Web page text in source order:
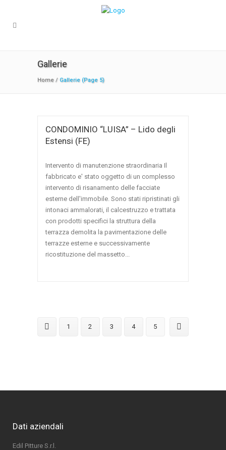
Gallerie
Home / Gallerie (Page 5)
CONDOMINIO “LUISA” – Lido degli
Estensi (FE)
Intervento di manutenzione straordinaria Il
fabbricato e' stato oggetto di un complesso
intervento di risanamento delle facciate
esterne dell'immobile. Sono stati ripristinati gli
intonaci ammalorati, il calcestruzzo e trattata
con prodotti specifici la struttura della
terrazza demolita la pavimentazione delle
terrazze esterne e successivamente
ricostituzione del massetto...
1 2 3 4 5
Dati aziendali
Edil Pitture S.r.l.